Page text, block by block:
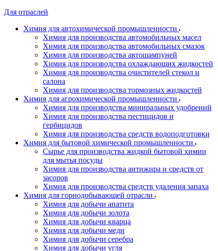
Для отраслей
Химия для автохимической промышленности
Химия для производства автомобильных масел
Химия для производства автомобильных смазок
Химия для производства автошампуней
Химия для производства охлаждающих жидкостей
Химия для производства очистителей стекол и
салона
Химия для производства тормозных жидкостей
Химия для агрохимической промышленности
Химия для производства миниральных удобрений
Химия для производства пестицидов и
гербицидов
Химия для производства средств водоподготовки
Химия для бытовой химической промышленности
Сырье для производства жидкой бытовой химии
для мытья посуды
Химия для производства антижира и средств от
засоров
Химия для производства средств удаления запаха
Химия для горнодобывающей отрасли
Химия для добычи апатита
Химия для добычи золота
Химия для добычи кварца
Химия для добычи меди
Химия для добычи серебра
Химия для добычи угля